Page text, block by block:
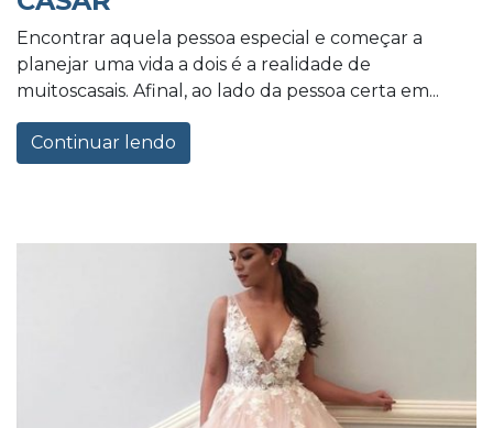
Encontrar aquela pessoa especial e começar a
planejar uma vida a dois é a realidade de
muitoscasais. Afinal, ao lado da pessoa certa em...
Continuar lendo